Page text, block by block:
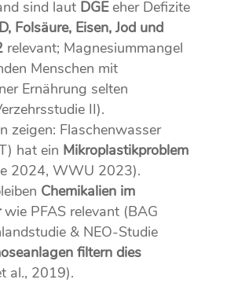
sind laut DGEeher Defizite
Folsäure, Eisen, Jod und
relevant; Magnesiummangel
Menschen mit
Ernährung selten
II).
zeigen: Flaschenwasser
hat ein Mikroplastikproblem
2024, WWU 2023).
Chemikalien im
wie PFAS relevant (BAG
& NEO-Studie
filtern dies
al., 2019).